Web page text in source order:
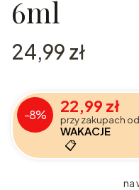
6ml
Cena
24,99 zł
-8% 22,99 zł
przy zakupach
WAKACJE
📋
na